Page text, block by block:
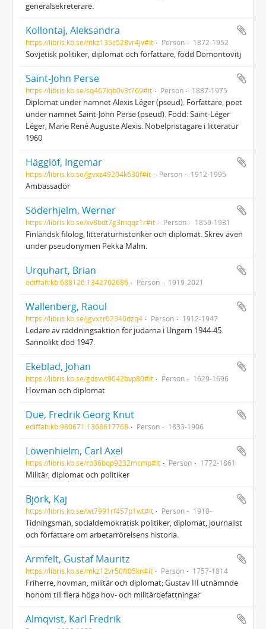
generalsekreterare.
Kollontaj, Aleksandra
https://libris.kb.se/mkz135c528vr4jv#it Person 1872-1952
Sovjetisk politiker, diplomat och författare, född Domontovitj
Saint-John Perse
https://libris.kb.se/sq467lqb0v3t769#it Person 1887-1975
Diplomat under namnet Alexis Léger (pseud). Författare, poet
under namnet Saint-John Perse (pseud). Född: Saint-Léger
Léger, Marie René Auguste Alexis. Nobelpristagare i litteratur
1960
Hägglöf, Ingemar
https://libris.kb.se/jgvxz49204k630f#it Person 1912-1995
Ambassadör
Söderhjelm, Werner
https://libris.kb.se/xv8bdt7g3mqqz1r#it Person 1859-1931
Finländsk filolog, litteraturhistoriker och diplomat. Skrev även
under pseudonymen Pekka Malm.
Urquhart, Brian
ediffah:kb:688126:1342702686 Person 1919-2021
Wallenberg, Raoul
https://libris.kb.se/jgvxzr02340dzq4 Person 1912-1947
Ledare av räddningsaktion för judarna i Ungern 1944-45.
Sannolikt död 1947.
Ekeblad, Johan
https://libris.kb.se/gdsvvt9042bvp80#it Person 1629-1696
Hovman och diplomat
Due, Fredrik Georg Knut
ediffah:kb:980671:1368617768 Person 1833-1906
Löwenhielm, Carl Axel
https://libris.kb.se/rp36bqp9232mcmp#it Person 1772-1861
Militär, diplomat och politiker
Björk, Kaj
https://libris.kb.se/wt7991rf457p1wt#it Person 1918-
Tidningsman, socialdemokratisk politiker, diplomat, journalist
och författare om arbetarrörelsens historia.
Armfelt, Gustaf Mauritz
https://libris.kb.se/mkz12vr50ft05kn#it Person 1757-1814
Friherre, hovman, militär och diplomat; Gustav III utnämnde
honom till flera höga hov- och militärbefattningar
Almqvist, Karl Fredrik